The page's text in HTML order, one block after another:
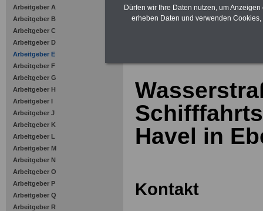
Arbeitgeber A
Arbeitgeber B
Arbeitgeber C
Arbeitgeber D
Arbeitgeber E
Arbeitgeber F
Arbeitgeber G
Arbeitgeber H
Arbeitgeber I
Arbeitgeber J
Arbeitgeber K
Arbeitgeber L
Arbeitgeber M
Arbeitgeber N
Arbeitgeber O
Arbeitgeber P
Arbeitgeber Q
Arbeitgeber R
Havel in
Kontakt
Dürfen wir Ihre Daten nutzen, um
erheben Daten und verwenden